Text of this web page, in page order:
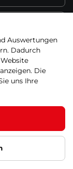
erklären
Auswertungen
Dadurch
Die
uns Ihre